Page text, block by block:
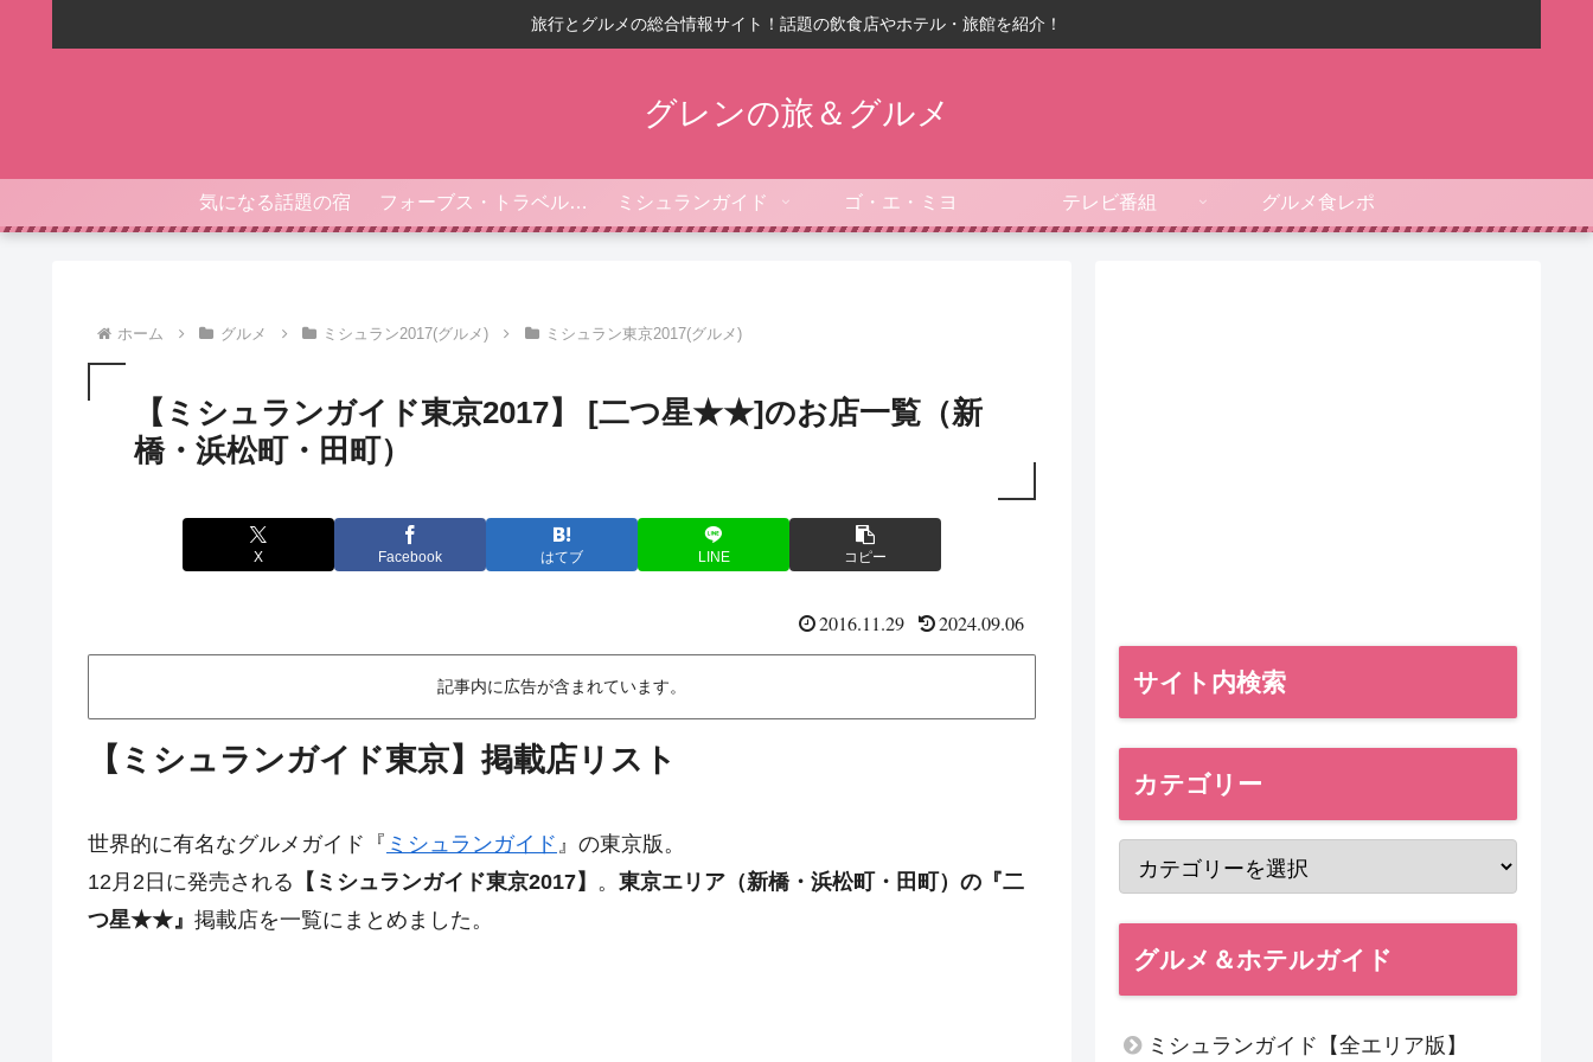
旅行とグルメの総合情報サイト！話題の飲食店やホテル・旅館を紹介！
グレンの旅＆グルメ
気になる話題の宿 フォーブス・トラベルガイド ミシュランガイド ゴ・エ・ミヨ テレビ番組 グルメ食レポ
ホーム グルメ ミシュラン2017(グルメ) ミシュラン東京2017(グルメ)
【ミシュランガイド東京2017】 [二つ星★★]のお店一覧（新
橋・浜松町・田町）
X Facebook はてブ LINE コピー
2016.11.29 2024.09.06
記事内に広告が含まれています。
【ミシュランガイド東京】掲載店リスト
世界的に有名なグルメガイド『 ミシュランガイド 』の東京版。
12月2日に発売される 【ミシュランガイド東京2017】 。 東京エリア（新橋・浜松町・田町）の『二
つ星★★』 掲載店を一覧にまとめました。
サイト内検索
カテゴリー
グルメ＆ホテルガイド
ミシュランガイド【全エリア版】